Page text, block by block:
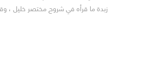
زبدة ما قرأه في شروح مختصر خليل ،